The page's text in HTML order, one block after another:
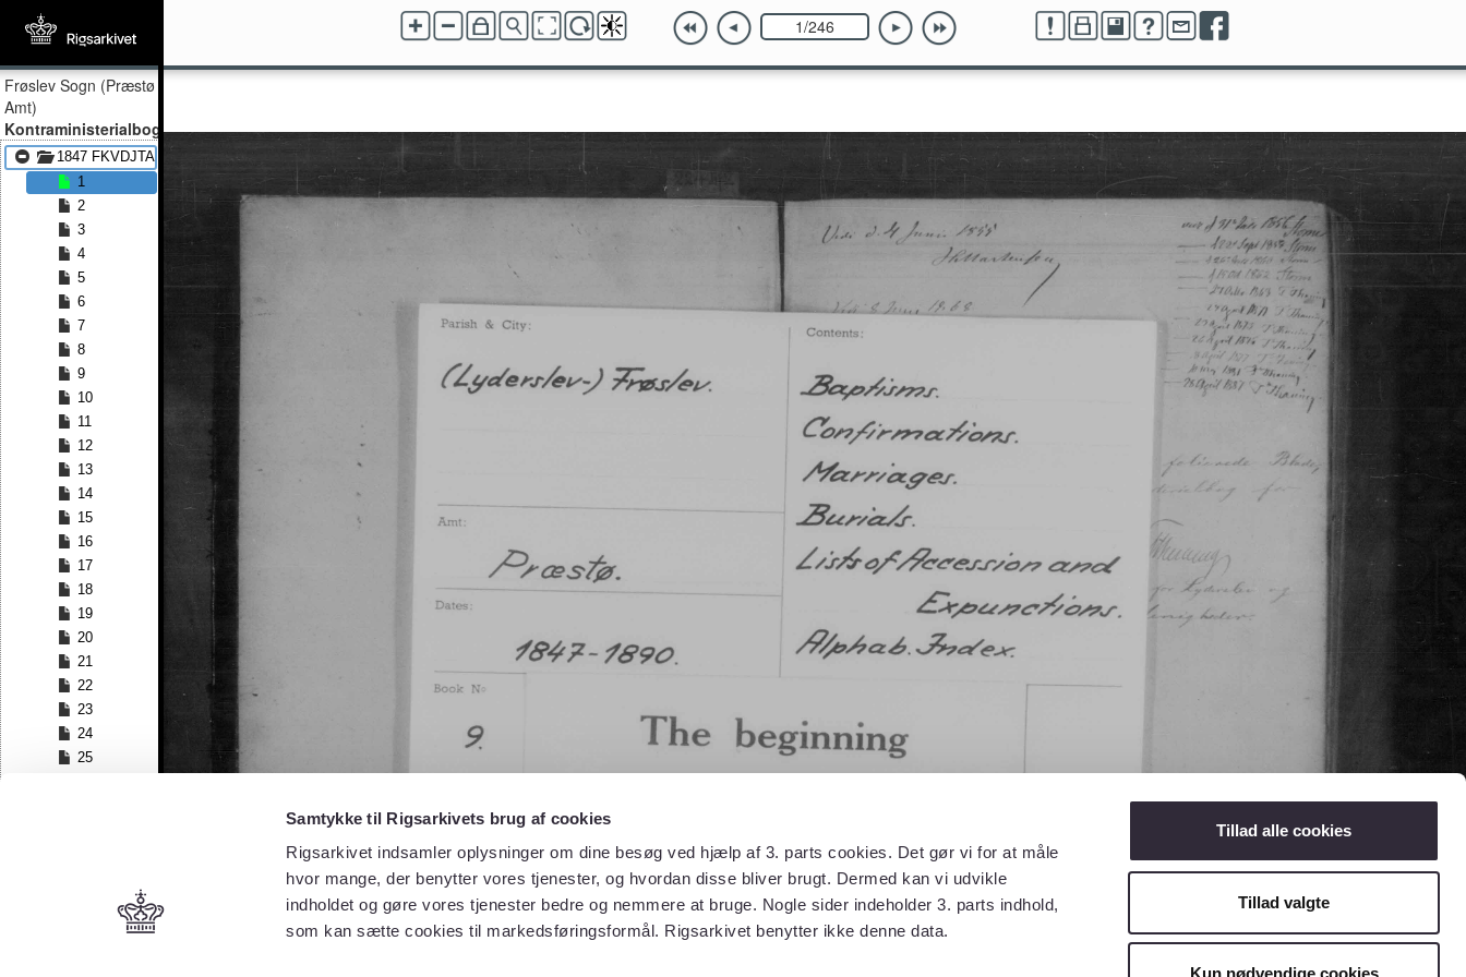
Samtykke til Rigsarkivets brug af cookies
Rigsarkivet indsamler oplysninger om dine besøg ved hjælp af 3. parts cookies. Det gør vi for at måle
hvor mange, der benytter vores tjenester, og hvordan disse bliver brugt. Dermed kan vi udvikle
indholdet og gøre vores tjenester bedre og nemmere at bruge. Nogle sider indeholder 3. parts indhold,
som kan sætte cookies til markedsføringsformål. Rigsarkivet benytter ikke denne data.
Tillad alle cookies
Tillad valgte
Kun nødvendige cookies
Frøslev Sogn (Præstø
Amt)
Kontraministerialbog
1847 FKVDJTA - 1890 FKVDJTA
1
2
3
4
5
6
7
8
9
10
11
12
13
14
15
16
17
18
19
20
21
22
23
24
25